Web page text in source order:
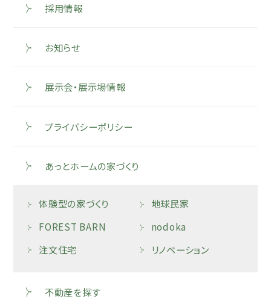
採用情報
お知らせ
展示会・展示場情報
プライバシーポリシー
あっとホームの家づくり
体験型の家づくり
地球民家
FOREST BARN
nodoka
注文住宅
リノベーション
不動産を探す